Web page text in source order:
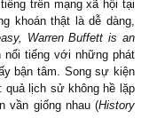
dịch lại đúng 100% ở
hóa, và để chừa lại
những nhà đầu tư giá